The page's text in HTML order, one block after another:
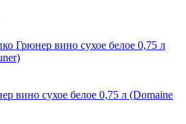
вино сухое белое 0,75 л (Domaine